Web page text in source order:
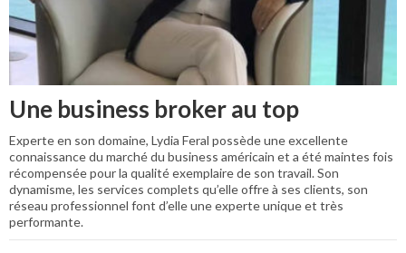
Une business broker au top
Experte en son domaine, Lydia Feral possède une excellente
connaissance du marché du business américain et a été maintes fois
récompensée pour la qualité exemplaire de son travail. Son
dynamisme, les services complets qu’elle offre à ses clients, son
réseau professionnel font d’elle une experte unique et très
performante.